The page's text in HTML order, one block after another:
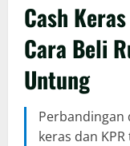
Cash
Cara Beli
Untung
Perbandingan
keras dan